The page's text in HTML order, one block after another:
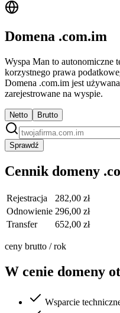
Domena .com.im
Wyspa Man to autonomiczne
korzystnego prawa
Domena .com.im jest
zarejestrowane na wyspie.
Netto Brutto
Sprawdź
Cennik domeny
Rejestracja
282,00 zł
Odnowienie 296,00 zł
Transfer
652,00 zł
ceny brutto / rok
W cenie domeny
Wsparcie